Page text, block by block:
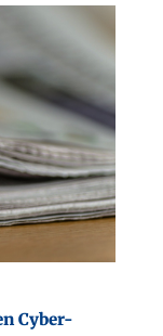
Cyber-